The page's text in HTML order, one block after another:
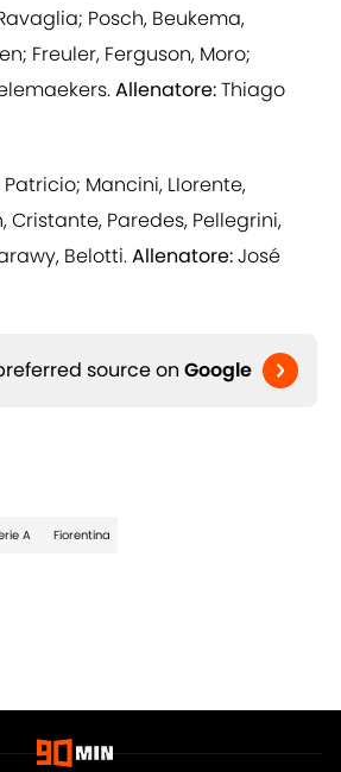
Posch, Beukema,
Freuler, Ferguson, Moro;
Allenatore:Thiago
Patricio; Mancini, LIorente,
Cristante, Paredes, Pellegrini,
Belotti.Allenatore:José
source on Google
A Fiorentina